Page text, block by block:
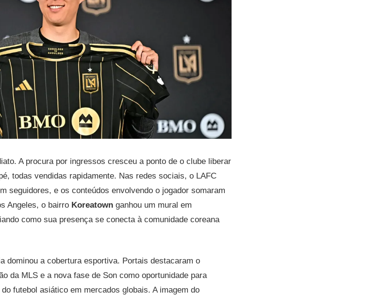
A procura por ingressos cresceu a ponto de o clube liberar
todas vendidas rapidamente. Nas redes sociais, o LAFC
seguidores, e os conteúdos envolvendo o jogador somaram
Angeles, o bairro Koreatown ganhou um mural em
como sua presença se conecta à comunidade coreana
dominou a cobertura esportiva. Portais destacaram o
da MLS e a nova fase de Son como oportunidade para
futebol asiático em mercados globais. A imagem do